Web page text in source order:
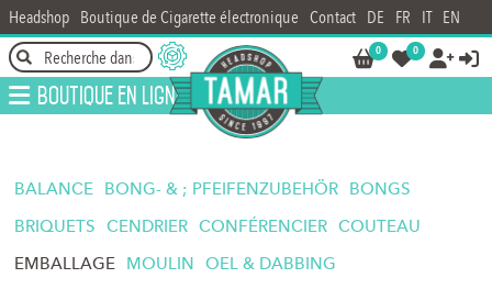
Headshop Boutique de Cigarette électronique Contact DE FR IT EN
0 0  
Boutique en ligne
BALANCE BONG- & ; PFEIFENZUBEHÖR
BONGS
BRIQUETS
CENDRIER CONFÉRENCIER COUTEAU
EMBALLAGE
MOULIN
OEL & DABBING